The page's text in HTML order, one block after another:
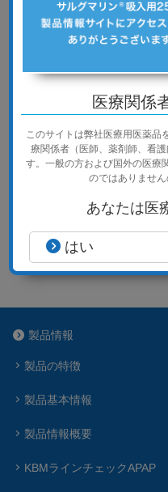
製品・販売情報提供活動
0120-003-
受付時間：平日 9:00～
除く）
ともに、対応の品質向上のた
製品情報
製品の特徴
製品基本情報
製品情報概要
KBMラインチェックAPAP
医療関係
このサイトは弊社医療用医薬品
療関係者（医師、薬剤師、看
す。 一般の方および国外の医療
のではありません
あなたは医
はい